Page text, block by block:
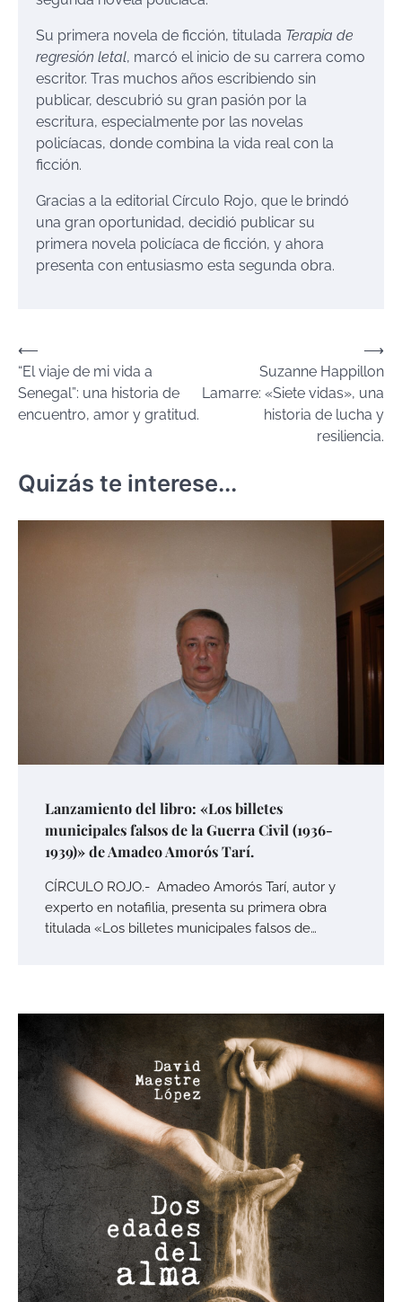
Su primera novela de ficción, titulada Terapia de
regresión letal, marcó el inicio de su carrera como
escritor. Tras muchos años escribiendo sin
publicar, descubrió su gran pasión por la
escritura, especialmente por las novelas
policíacas, donde combina la vida real con la
ficción.
Gracias a la editorial Círculo Rojo, que le brindó
una gran oportunidad, decidió publicar su
primera novela policíaca de ficción, y ahora
presenta con entusiasmo esta segunda obra.
Navegación
de
entradas
⟵
“El viaje de mi vida a
Senegal”: una historia de
encuentro, amor y gratitud.
Suzanne Happillon
Lamarre: «Siete vidas», una
historia de lucha y
resiliencia.
⟶
Quizás te interese...
Lanzamiento del libro: «Los billetes
municipales falsos de la Guerra Civil (1936-
1939)» de Amadeo Amorós Tarí.
CÍRCULO ROJO.- Amadeo Amorós Tarí, autor y
experto en notafilia, presenta su primera obra
titulada «Los billetes municipales falsos de…